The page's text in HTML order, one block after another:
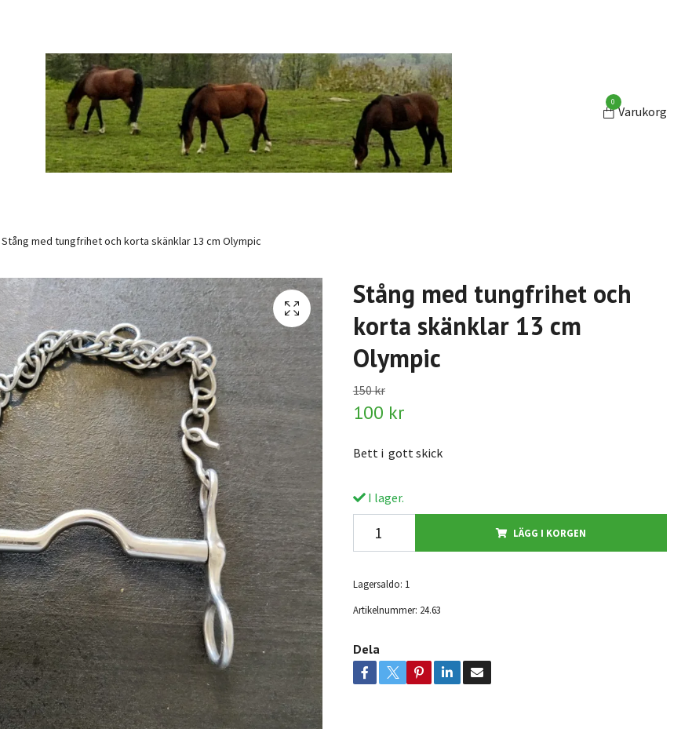
0
Varukorg
Stång med tungfrihet och korta skänklar 13 cm Olympic
Stång med tungfrihet och
korta skänklar 13 cm
Olympic
150 kr
100 kr
Bett i gott skick
I lager.
LÄGG I KORGEN
Lagersaldo: 1
Artikelnummer: 24.63
Dela